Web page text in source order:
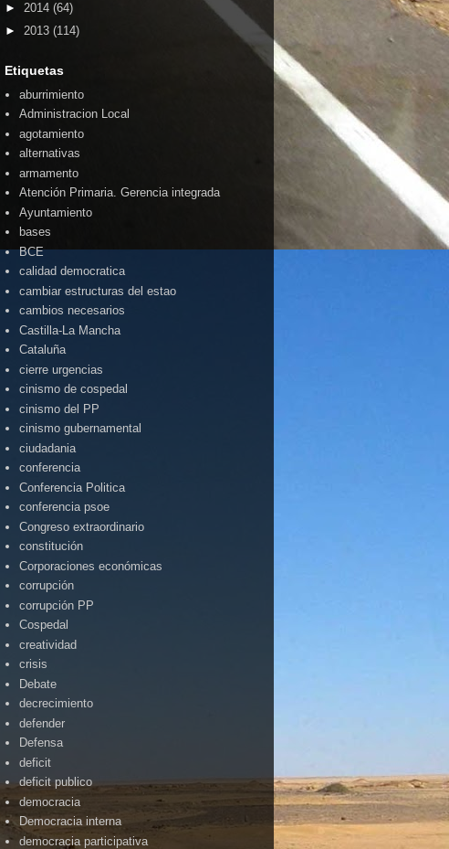
► 2014 (64)
► 2013 (114)
Etiquetas
aburrimiento
Administracion Local
agotamiento
alternativas
armamento
Atención Primaria. Gerencia integrada
Ayuntamiento
bases
BCE
calidad democratica
cambiar estructuras del estao
cambios necesarios
Castilla-La Mancha
Cataluña
cierre urgencias
cinismo de cospedal
cinismo del PP
cinismo gubernamental
ciudadania
conferencia
Conferencia Politica
conferencia psoe
Congreso extraordinario
constitución
Corporaciones económicas
corrupción
corrupción PP
Cospedal
creatividad
crisis
Debate
decrecimiento
defender
Defensa
deficit
deficit publico
democracia
Democracia interna
democracia participativa